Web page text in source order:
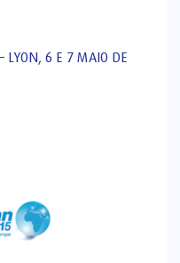
LYON, 6 E 7 MAIO DE